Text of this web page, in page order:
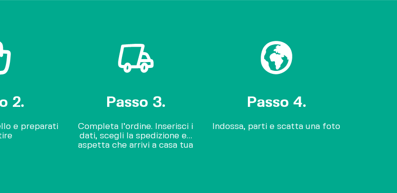
2.
e preparati
Passo 3.
Completa l’ordine. Inserisci i
dati, scegli la spedizione e…
aspetta che arrivi a casa tua
Passo 4.
Indossa, parti e scatta una foto